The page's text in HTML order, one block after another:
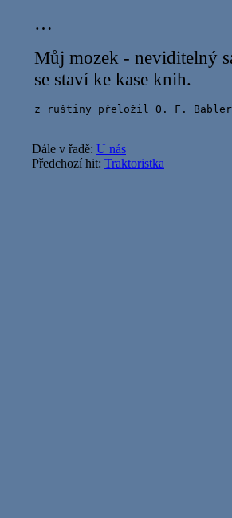
…
Můj mozek - neviditelný
se staví ke kase knih.
Dále v řadě: U nás
Předchozí hit: Traktoristka